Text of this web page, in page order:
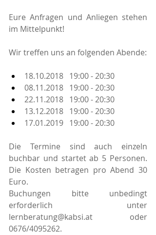
Eure Anfragen und Anliegen stehen
im Mittelpunkt!
Wir treffen uns an folgenden Abende:
18.10.2018   19:00 - 20:30
08.11.2018   19:00 - 20:30
22.11.2018   19:00 - 20:30
13.12.2018   19:00 - 20:30
17.01.2019   19:00 - 20:30
Die Termine sind auch einzeln
buchbar und startet ab 5 Personen.
Die Kosten betragen pro Abend 30
Euro.
Buchungen bitte unbedingt
erforderlich unter
lernberatung@kabsi.at oder
0676/4095262.